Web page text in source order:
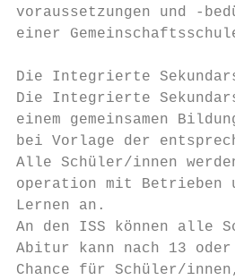
voraussetzungen und -
einer
Die Integrierte
Die Integrierte
einem gemeinsamen
bei Vorlage der
Alle Schüler/innen
operation mit Betrieben
Lernen an.
An den ISS können alle
Abitur kann nach 13
Chance für Schüler/